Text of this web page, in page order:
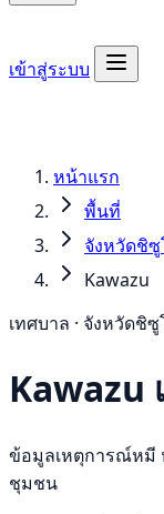
เข้าสู่ระบบ
หน้าแรก
พื้นที่
จังหวัดชิซู
Kawazu
เทศบาล · จังหวัดชิ
Kawazu
ข้อมูลเหตุการณ์หมี
ชุมชน